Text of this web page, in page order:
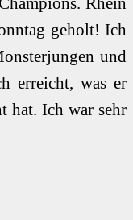
geholt! Ich
und
erreicht, was er
hat. Ich war sehr